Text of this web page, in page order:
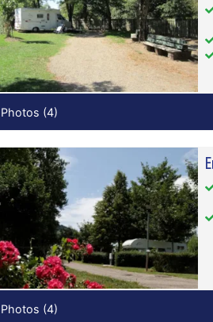
Photos (4)
Photos (4)